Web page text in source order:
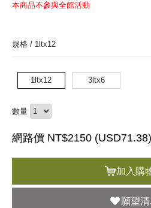
本商品不參與全館活動
規格 / 1ltx12
1ltx12 3ltx6
數量
網路價 NT$2150 (USD71.38)
加入購
願望